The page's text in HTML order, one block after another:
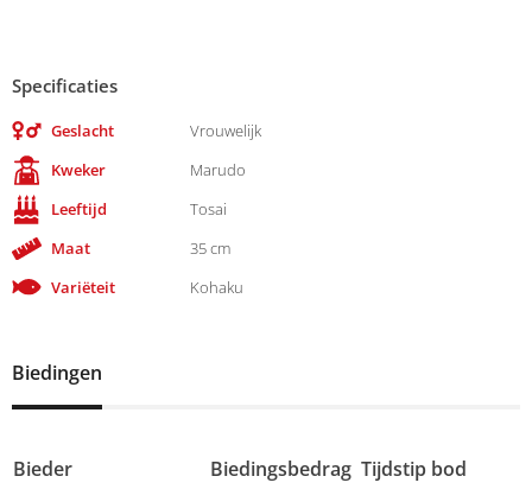
Specificaties
Geslacht
Vrouwelijk
Kweker
Marudo
Leeftijd
Tosai
Maat
35 cm
Variëteit
Kohaku
Biedingen
Bieder Biedingsbedrag Tijdstip bod